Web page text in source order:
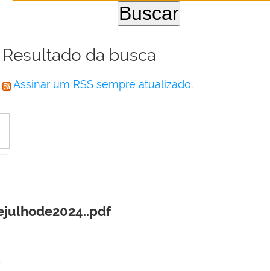
Resultado da busca
Assinar um RSS sempre atualizado.